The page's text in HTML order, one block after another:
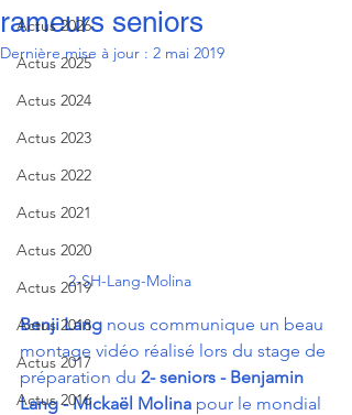
Actus 2026
Actus 2025
Actus 2024
Actus 2023
Actus 2022
Actus 2021
Actus 2020
Actus 2019
Actus 2018
Actus 2017
Actus 2016
rameurs seniors
Dernière mise à jour : 2 mai 2019
2-SH-Lang-Molina
Benji Lang nous communique un beau
montage vidéo réalisé lors du stage de
préparation du 2- seniors - Benjamin
Lang - Mickaël Molina pour le mondial